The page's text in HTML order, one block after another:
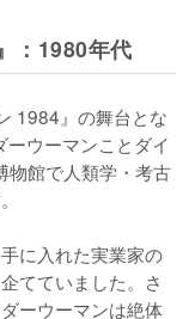
：1980年代
1984』の舞台とな
ウーマンことダイ
物館で人類学・考古
に入れた実業家の
てていました。さ
ーウーマンは絶体